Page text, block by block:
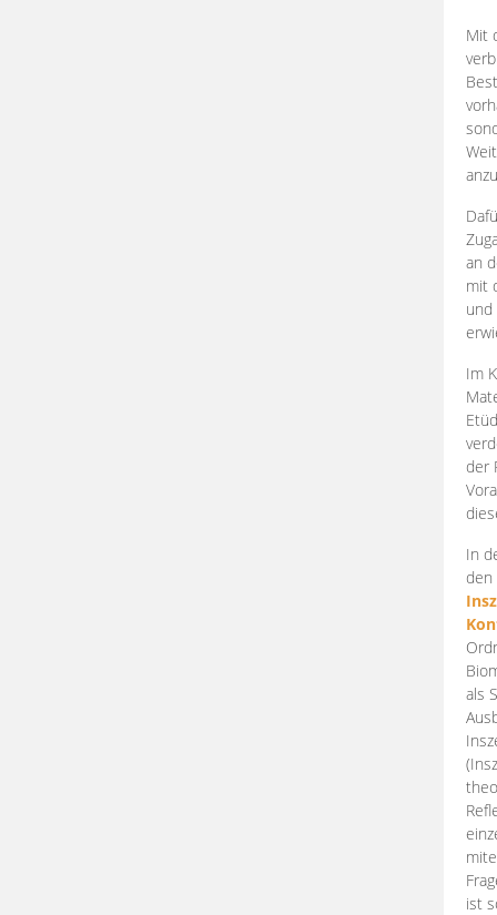
Mit
an
mit
und
Im
der
In
den
als
ist